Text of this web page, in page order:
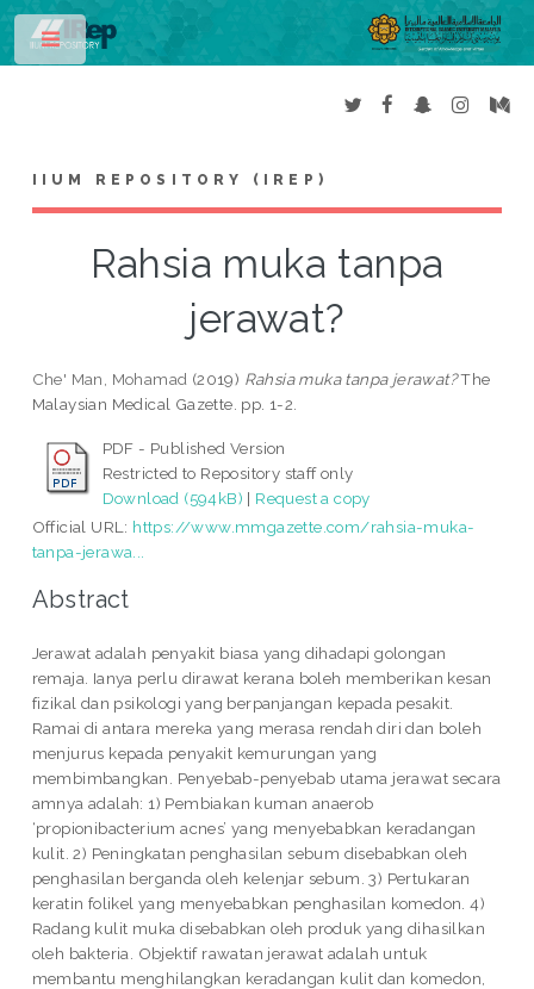
IIUM REPOSITORY (IREP)
Rahsia muka tanpa
jerawat?
Che' Man, Mohamad (2019) Rahsia muka tanpa jerawat?The
Malaysian Medical Gazette. pp. 1-2.
PDF - Published Version
Restricted to Repository staff only
Download (594kB) | Request a copy
Official URL: https://www.mmgazette.com/rahsia-muka-
tanpa-jerawa...
Abstract
Jerawat adalah penyakit biasa yang dihadapi golongan
remaja. Ianya perlu dirawat kerana boleh memberikan kesan
fizikal dan psikologi yang berpanjangan kepada pesakit.
Ramai di antara mereka yang merasa rendah diri dan boleh
menjurus kepada penyakit kemurungan yang
membimbangkan. Penyebab-penyebab utama jerawat secara
amnya adalah: 1) Pembiakan kuman anaerob
‘propionibacterium acnes’ yang menyebabkan keradangan
kulit. 2) Peningkatan penghasilan sebum disebabkan oleh
penghasilan berganda oleh kelenjar sebum. 3) Pertukaran
keratin folikel yang menyebabkan penghasilan komedon. 4)
Radang kulit muka disebabkan oleh produk yang dihasilkan
oleh bakteria. Objektif rawatan jerawat adalah untuk
membantu menghilangkan keradangan kulit dan komedon,
Toggle